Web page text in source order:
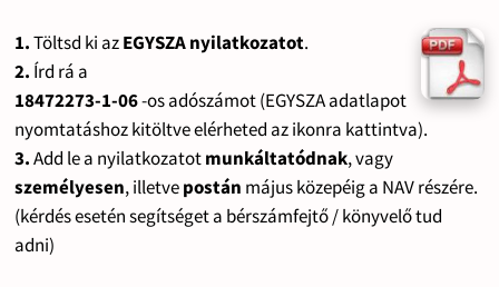
1.Töltsd ki azEGYSZA nyilatkozatot.
2. Írd rá a
18472273-1-06-os adószámot (EGYSZA adatlapot
nyomtatáshoz kitöltve elérheted az ikonra kattintva).
3.Add le a nyilatkozatotmunkáltatódnak, vagy
személyesen, illetvepostán május közepéig a NAV részére.
(kérdés esetén segítséget a bérszámfejtő / könyvelő tud
adni)